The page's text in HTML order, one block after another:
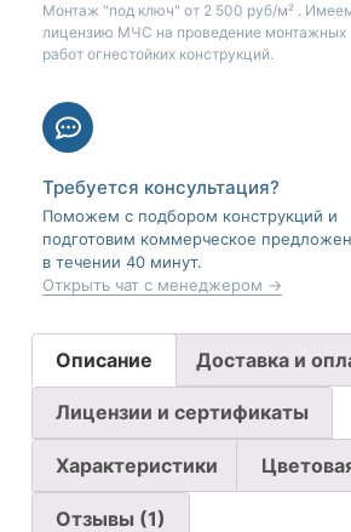
Монтаж "под ключ" от 2 500 руб/м² .
лицензию МЧС на проведение монтажных
работ огнестойких конструкций.
Требуется консультация?
Поможем с подбором конструкций и
подготовим коммерческое
в течении 40 минут.
Открыть чат с менеджером →
Описание Доставка и
Лицензии и сертификаты
Характеристики
Отзывы (1)